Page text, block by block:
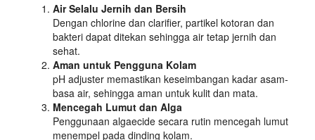
Air Selalu Jernih dan Bersih
Dengan chlorine dan clarifier, partikel kotoran dan
bakteri dapat ditekan sehingga air tetap jernih dan
sehat.
Aman untuk Pengguna Kolam
pH adjuster memastikan keseimbangan kadar asam-
basa air, sehingga aman untuk kulit dan mata.
Mencegah Lumut dan Alga
Penggunaan algaecide secara rutin mencegah lumut
menempel pada dinding kolam.